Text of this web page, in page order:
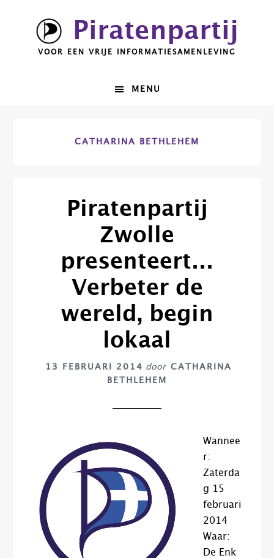
hoofdnavigatie
Piratenpartij
VOOR EEN VRIJE INFORMATIESAMENLEVING
MENU
CATHARINA BETHLEHEM
Piratenpartij
Zwolle
presenteert…
Verbeter de
wereld, begin
lokaal
13 FEBRUARI 2014 door CATHARINA
BETHLEHEM
Wannee
r:
Zaterda
g 15
februari
2014
Waar:
De Enk